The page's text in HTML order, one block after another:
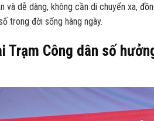
và dễ dàng, không cần di chuyển xa,
trong đời sống hàng ngày.
Trạm Công dân số